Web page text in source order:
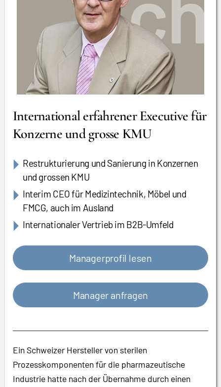
International erfahrener Executive für
Konzerne und grosse KMU
Restrukturierung und Sanierung in Konzernen
und grossen KMU
Interim CEO für Medizintechnik, Möbel und
FMCG, auch im Ausland
Internationaler Vertrieb im B2B-Umfeld
Managerprofil lesen
Manager anfragen
Ein Schweizer Hersteller von sterilen
Prozesskomponenten für die pharmazeutische
Industrie hatte nach der Übernahme durch einen